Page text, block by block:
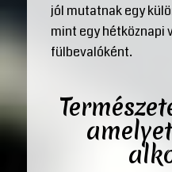
jól mutatnak egy
mint egy hétköznapi
fülbevalóként.